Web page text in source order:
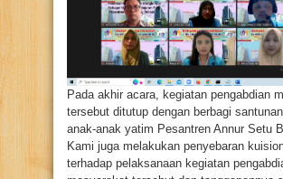
Pada akhir acara, kegiatan pengabdian
tersebut ditutup dengan berbagi
anak-anak yatim Pesantren Annur Setu
Kami juga melakukan penyebaran
terhadap pelaksanaan kegiatan